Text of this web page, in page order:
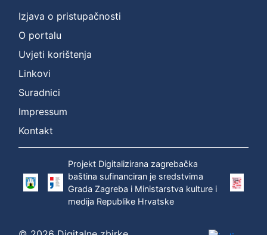
Izjava o pristupačnosti
O portalu
Uvjeti korištenja
Linkovi
Suradnici
Impressum
Kontakt
Projekt Digitalizirana zagrebačka
baština sufinanciran je sredstvima
Grada Zagreba i Ministarstva kulture i
medija Republike Hrvatske